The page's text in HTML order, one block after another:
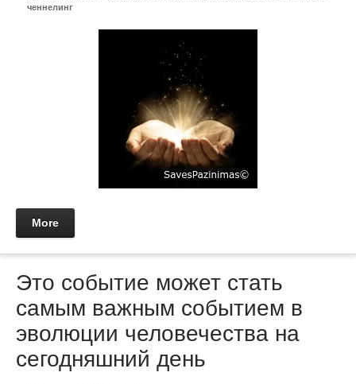
ченнелинг
More
Это событие может стать
самым важным событием в
эволюции человечества на
сегодняшний день